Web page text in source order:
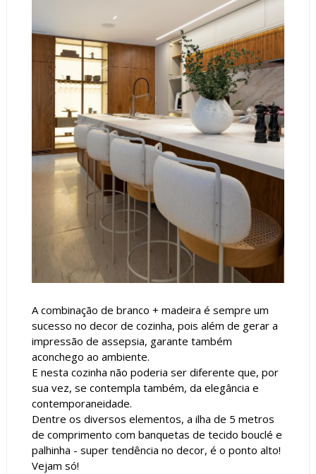
A combinação de branco + madeira é sempre um
sucesso no decor de cozinha, pois além de gerar a
impressão de assepsia, garante também
aconchego ao ambiente.
E nesta cozinha não poderia ser diferente que, por
sua vez, se contempla também, da elegância e
contemporaneidade.
Dentre os diversos elementos, a ilha de 5 metros
de comprimento com banquetas de tecido bouclé e
palhinha - super tendência no decor, é o ponto alto!
Vejam só!